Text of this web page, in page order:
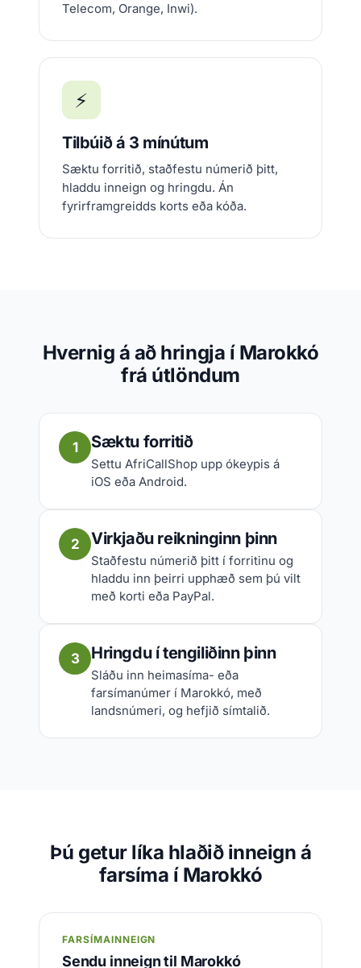
Telecom, Orange, Inwi).
⚡
Tilbúið á 3 mínútum
Sæktu forritið, staðfestu númerið þitt,
hladdu inneign og hringdu. Án
fyrirframgreidds korts eða kóða.
Hvernig á að hringja í Marokkó
frá útlöndum
1 Sæktu forritið
Settu AfriCallShop upp ókeypis á
iOS eða Android.
2 Virkjaðu reikninginn þinn
Staðfestu númerið þitt í forritinu og
hladdu inn þeirri upphæð sem þú vilt
með korti eða PayPal.
3 Hringdu í tengiliðinn þinn
Sláðu inn heimasíma- eða
farsímanúmer í Marokkó, með
landsnúmeri, og hefjið símtalið.
Þú getur líka hlaðið inneign á
farsíma í Marokkó
FARSÍMAINNEIGN
Sendu inneign til Marokkó